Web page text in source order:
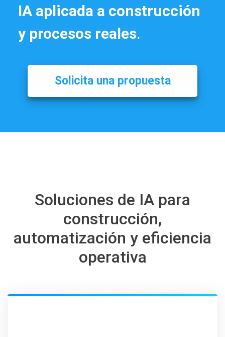
IA aplicada a construcción
y procesos reales.
Soluciones de IA para
construcción,
automatización y eficiencia
operativa